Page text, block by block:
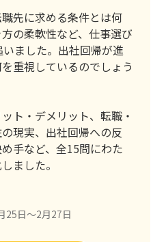
先に求める条件とは何
の柔軟性など、仕事選び
ました。出社回帰が進
重視しているのでしょう
ト・デメリット、転職・
現実、出社回帰への反
手など、全15問にわた
ました。
25日〜2月27日